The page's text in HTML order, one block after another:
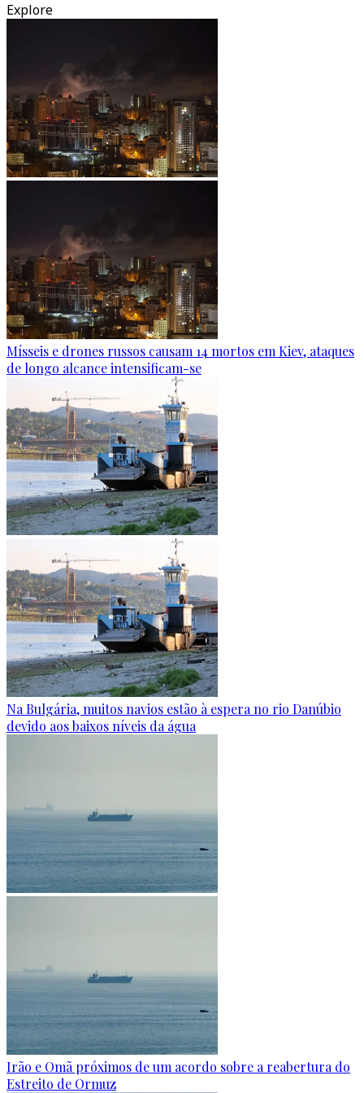
Explore
Mísseis e drones russos causam 14 mortos em Kiev, ataques
de longo alcance intensificam-se
Na Bulgária, muitos navios estão à espera no rio Danúbio
devido aos baixos níveis da água
Irão e Omã próximos de um acordo sobre a reabertura do
Estreito de Ormuz